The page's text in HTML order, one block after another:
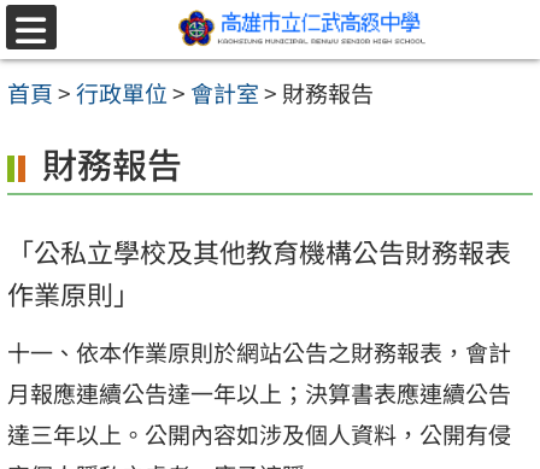
跳至主要內容區
選
單
首頁>行政單位> 會計室> 財務報告
財務報告
「公私立學校及其他教育機構公告財務報表
作業原則」
十一、依本作業原則於網站公告之財務報表，會計
月報應連續公告達一年以上；決算書表應連續公告
達三年以上。公開內容如涉及個人資料，公開有侵